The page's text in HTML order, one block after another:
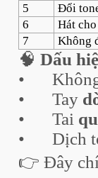
5
Đổi
6
Hát
7
Không
🧠 Dấu
•
•
Tay
•
Tai
•
Dịch
👉 Đây